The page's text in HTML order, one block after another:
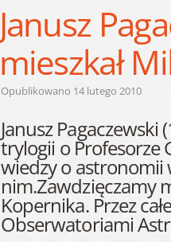
Janusz
mieszkał
Opublikowano 14 lutego 2010
Janusz Pagaczewski
trylogii o Profesorze
wiedzy o astronomii
nim.Zawdzięczamy
Kopernika. Przez
Obserwatoriami